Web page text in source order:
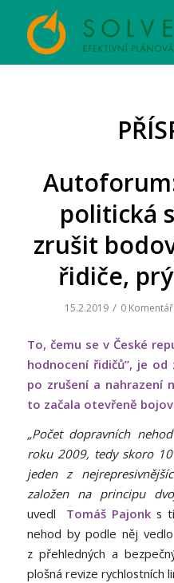
politická
zrušit
řidiče,
15.2.2019 / 0
To, čemu se v České
hodnocení řidičů”, je
po zrušení a nahrazení
to začala otevřeně
„Počet dopravních
roku 2009, tedy skoro
jeden z
založen na principu
uvedl Tomáš Pajonk s
nehod by podle něj
z přehledných a
plošná revize rychlostních